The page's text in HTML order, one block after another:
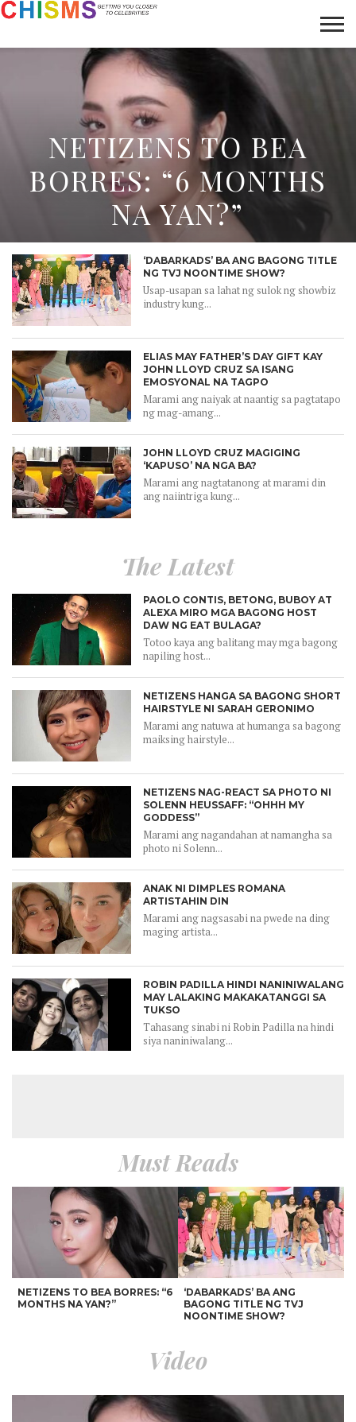
LIFESTYLE
GALLERY
ARTICLES
ABOUT
NETIZENS TO BEA
BORRES: “6 MONTHS
NA YAN?”
‘DABARKADS’ BA ANG BAGONG TITLE
NG TVJ NOONTIME SHOW?
Usap-usapan sa lahat ng sulok ng showbiz
industry kung...
ELIAS MAY FATHER’S DAY GIFT KAY
JOHN LLOYD CRUZ SA ISANG
EMOSYONAL NA TAGPO
Marami ang naiyak at naantig sa pagtatapo
ng mag-amang...
JOHN LLOYD CRUZ MAGIGING
‘KAPUSO’ NA NGA BA?
Marami ang nagtatanong at marami din
ang naiintriga kung...
The Latest
PAOLO CONTIS, BETONG, BUBOY AT
ALEXA MIRO MGA BAGONG HOST
DAW NG EAT BULAGA?
Totoo kaya ang balitang may mga bagong
napiling host...
NETIZENS HANGA SA BAGONG SHORT
HAIRSTYLE NI SARAH GERONIMO
Marami ang natuwa at humanga sa bagong
maiksing hairstyle...
NETIZENS NAG-REACT SA PHOTO NI
SOLENN HEUSSAFF: “OHHH MY
GODDESS”
Marami ang nagandahan at namangha sa
photo ni Solenn...
ANAK NI DIMPLES ROMANA
ARTISTAHIN DIN
Marami ang nagsasabi na pwede na ding
maging artista...
ROBIN PADILLA HINDI NANINIWALANG
MAY LALAKING MAKAKATANGGI SA
TUKSO
Tahasang sinabi ni Robin Padilla na hindi
siya naniniwalang...
Must Reads
NETIZENS TO BEA BORRES: “6
MONTHS NA YAN?”
‘DABARKADS’ BA ANG
BAGONG TITLE NG TVJ
NOONTIME SHOW?
Video